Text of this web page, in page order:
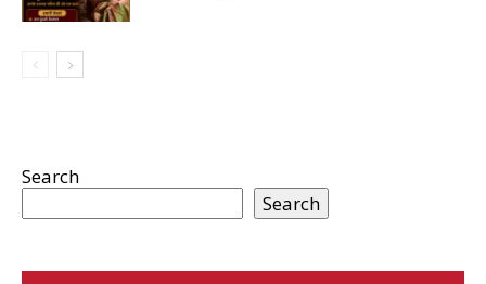
Search
Search